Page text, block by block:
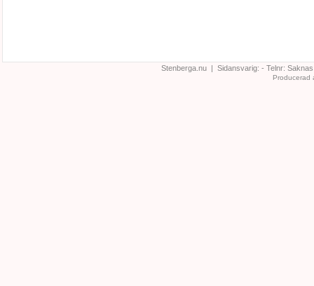
Stenberga.nu | Sidansvarig: - Telnr: Saknas
Producerad